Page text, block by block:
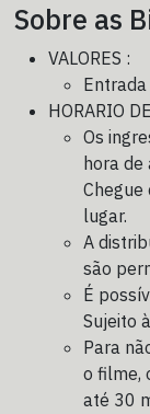
Sobre as
VALORES :
HORARIO
Os
hora de
lugar.
A
são
É
Sujeito
Para
o filme,
até 30